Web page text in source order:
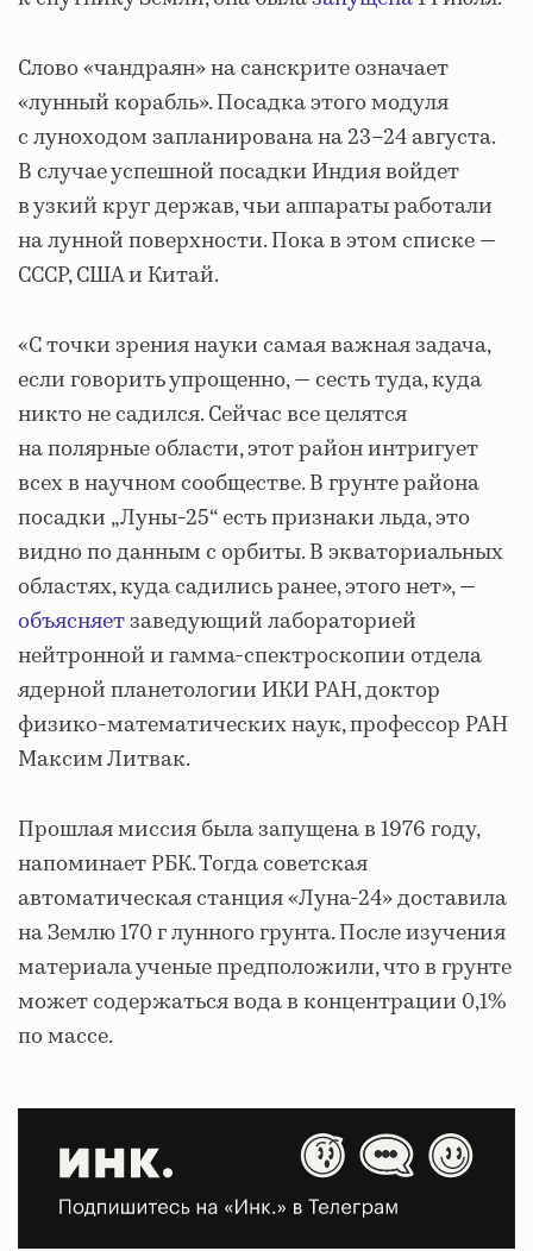
Слово «чандраян» на санскрите означает
«лунный корабль». Посадка этого модуля
с луноходом запланирована на 23–24 августа.
В случае успешной посадки Индия войдет
в узкий круг держав, чьи аппараты работали
на лунной поверхности. Пока в этом списке —
СССР, США и Китай.
«С точки зрения науки самая важная задача,
если говорить упрощенно, — сесть туда, куда
никто не садился. Сейчас все целятся
на полярные области, этот район интригует
всех в научном сообществе. В грунте района
посадки „Луны-25“ есть признаки льда, это
видно по данным с орбиты. В экваториальных
областях, куда садились ранее, этого нет», —
объясняетзаведующий лабораторией
нейтронной и гамма-спектроскопии отдела
ядерной планетологии ИКИ РАН, доктор
физико-математических наук, профессор РАН
Максим Литвак.
Прошлая миссия была запущена в 1976 году,
напоминает РБК. Тогда советская
автоматическая станция «Луна-24» доставила
на Землю 170 г лунного грунта. После изучения
материала ученые предположили, что в грунте
может содержаться вода в концентрации 0,1%
по массе.